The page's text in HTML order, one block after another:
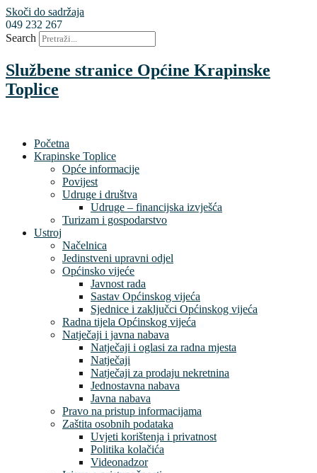
Skoči do sadržaja
049 232 267
Search
Službene stranice Općine Krapinske
Toplice
Početna
Krapinske Toplice
Opće informacije
Povijest
Udruge i društva
Udruge – financijska izvješća
Turizam i gospodarstvo
Ustroj
Načelnica
Jedinstveni upravni odjel
Općinsko vijeće
Javnost rada
Sastav Općinskog vijeća
Sjednice i zaključci Općinskog vijeća
Radna tijela Općinskog vijeća
Natječaji i javna nabava
Natječaji i oglasi za radna mjesta
Natječaji
Natječaji za prodaju nekretnina
Jednostavna nabava
Javna nabava
Pravo na pristup informacijama
Zaštita osobnih podataka
Uvjeti korištenja i privatnost
Politika kolačića
Videonadzor